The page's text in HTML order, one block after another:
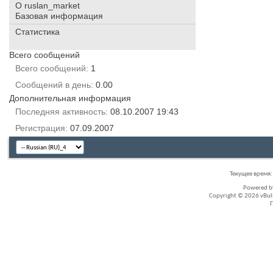
О ruslan_market
Базовая информация
Статистика
Всего сообщений
Всего сообщений
1
Сообщений в день 0.00
Дополнительная информация
Последняя активность 08.10.2007 19:43
Регистрация 07.09.2007
Текущее время:
Powered
Copyright © 2026